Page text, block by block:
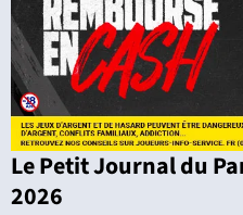
Le Petit Journal du
2026